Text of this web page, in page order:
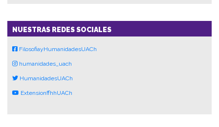
NUESTRAS REDES SOCIALES
FilosofiayHumanidadesUACh
humanidades_uach
HumanidadesUACh
ExtensionffhhUACh